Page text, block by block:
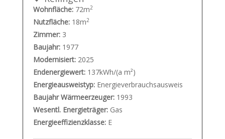
Wohnfläche: 72m2
Nutzfläche: 18m2
Zimmer: 3
Baujahr: 1977
Modernisiert: 2025
Endenergiewert: 137kWh/(a m²)
Energieausweistyp: Energieverbrauchsausweis
Baujahr Wärmeerzeuger: 1993
Wesentl. Energieträger: Gas
Energieeffizienzklasse: E